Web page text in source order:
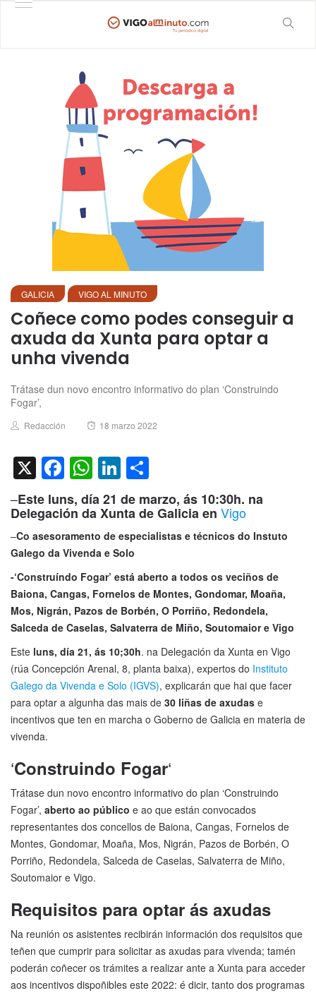
GALICIA VIGO AL MINUTO
Coñece como podes conseguir a
axuda da Xunta para optar a
unha vivenda
Trátase dun novo encontro informativo do plan ‘Construindo
Fogar’,
Author
Redacción
Posted
18 marzo 2022
X Facebook
WhatsApp
LinkedIn
–Este luns, día 21 de marzo, ás 10:30h. na
Delegación da Xunta de Galicia en Vigo
–Co asesoramento de especialistas e técnicos do Instuto
Galego da Vivenda e Solo
-‘Construíndo Fogar’ está aberto a todos os veciños de
Baiona, Cangas, Fornelos de Montes, Gondomar, Moaña,
Mos, Nigrán, Pazos de Borbén, O Porriño, Redondela,
Salceda de Caselas, Salvaterra de Miño, Soutomaior e Vigo
Este luns, día 21, ás 10;30h. na Delegación da Xunta en Vigo
(rúa Concepción Arenal, 8, planta baixa), expertos do Instituto
Galego da Vivenda e Solo (IGVS), explicarán que hai que facer
para optar a algunha das mais de 30 liñas de axudas e
incentivos que ten en marcha o Goberno de Galicia en materia de
vivenda.
‘Construindo Fogar‘
Trátase dun novo encontro informativo do plan ‘Construindo
Fogar’, aberto ao público e ao que están convocados
representantes dos concellos de Baiona, Cangas, Fornelos de
Montes, Gondomar, Moaña, Mos, Nigrán, Pazos de Borbén, O
Porriño, Redondela, Salceda de Caselas, Salvaterra de Miño,
Soutomaior e Vigo.
Requisitos para optar ás axudas
Na reunión os asistentes recibirán información dos requisitos que
teñen que cumprir para solicitar as axudas para vivenda; tamén
poderán coñecer os trámites a realizar ante a Xunta para acceder
aos incentivos dispoñibles este 2022: é dicir, tanto dos programas